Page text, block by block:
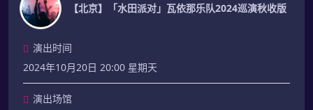
【北京】「水田派对」瓦依那乐队2024巡演秋收版
演出时间
2024年10月20日 20:00 星期天
演出场馆